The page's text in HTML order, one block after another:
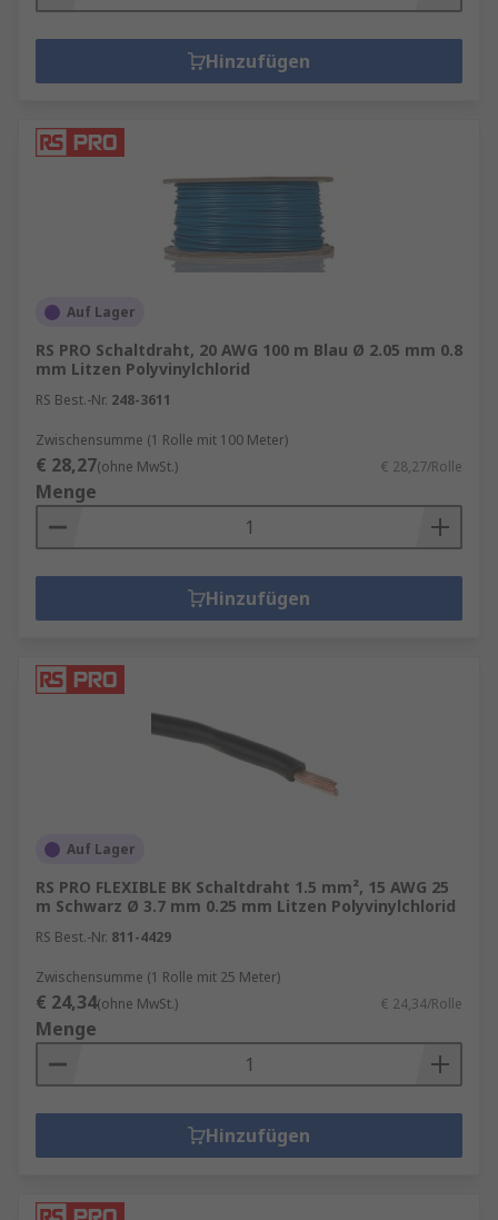
Hinzufügen
Auf Lager
RS PRO Schaltdraht, 20 AWG 100 m Blau Ø 2.05 mm 0.8
mm Litzen Polyvinylchlorid
RS Best.-Nr. 248-3611
Zwischensumme (1 Rolle mit 100 Meter)
€ 28,27(ohne MwSt.) € 28,27/Rolle
Menge
Hinzufügen
Auf Lager
RS PRO FLEXIBLE BK Schaltdraht 1.5 mm², 15 AWG 25
m Schwarz Ø 3.7 mm 0.25 mm Litzen Polyvinylchlorid
RS Best.-Nr. 811-4429
Zwischensumme (1 Rolle mit 25 Meter)
€ 24,34(ohne MwSt.) € 24,34/Rolle
Menge
Hinzufügen